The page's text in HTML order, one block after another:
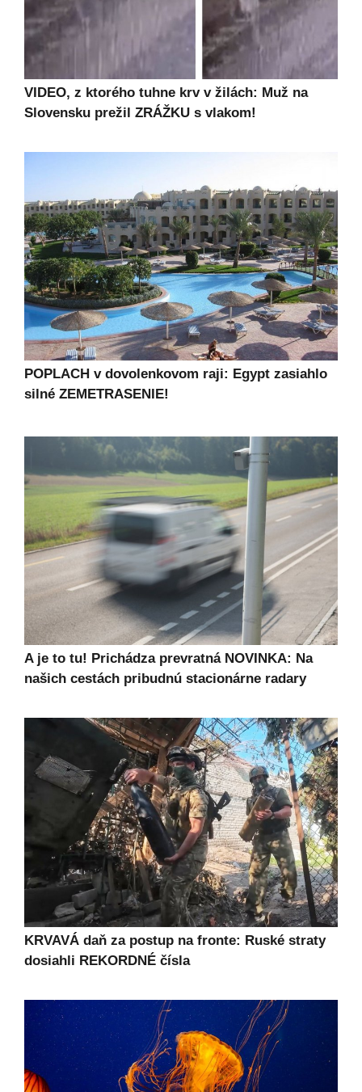
VIDEO, z ktorého tuhne krv v žilách: Muž na
Slovensku prežil ZRÁŽKU s vlakom!
POPLACH v dovolenkovom raji: Egypt zasiahlo
silné ZEMETRASENIE!
A je to tu! Prichádza prevratná NOVINKA: Na
našich cestách pribudnú stacionárne radary
KRVAVÁ daň za postup na fronte: Ruské straty
dosiahli REKORDNÉ čísla